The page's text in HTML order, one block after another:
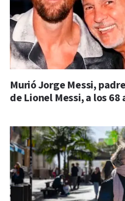
Murió Jorge Messi,
de Lionel Messi, a los 68